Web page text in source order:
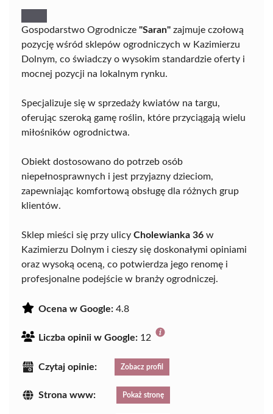
Gospodarstwo Ogrodnicze "Saran" zajmuje czołową
pozycję wśród sklepów ogrodniczych w Kazimierzu
Dolnym, co świadczy o wysokim standardzie oferty i
mocnej pozycji na lokalnym rynku.
Specjalizuje się w sprzedaży kwiatów na targu,
oferując szeroką gamę roślin, które przyciągają wielu
miłośników ogrodnictwa.
Obiekt dostosowano do potrzeb osób
niepełnosprawnych i jest przyjazny dzieciom,
zapewniając komfortową obsługę dla różnych grup
klientów.
Sklep mieści się przy ulicy Cholewianka 36 w
Kazimierzu Dolnym i cieszy się doskonałymi opiniami
oraz wysoką oceną, co potwierdza jego renomę i
profesjonalne podejście w branży ogrodniczej.
Ocena w Google: 4.8
Liczba opinii w Google: 12
Czytaj opinie: Zobacz profil
Strona www: Pokaż stronę